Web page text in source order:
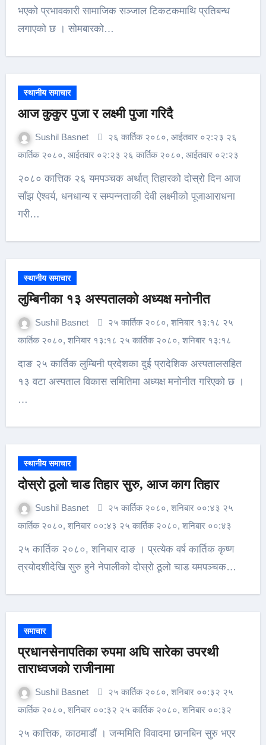
भएको प्रभावकारी सामाजिक सञ्जाल टिकटकमाथि प्रतिबन्ध
लगाएको छ । सोमबारको…
स्थानीय समाचार
आज कुकुर पुजा र लक्ष्मी पुजा गरिदै
Sushil Basnet
२६ कार्तिक २०८०, आईतवार ०२:२३ २६
कार्तिक २०८०, आईतवार ०२:२३ २६ कार्तिक २०८०, आईतवार ०२:२३
२०८० कात्तिक २६ यमपञ्चक अर्थात् तिहारको दोस्रो दिन आज
साँझ ऐश्वर्य, धनधान्य र सम्पन्नताकी देवी लक्ष्मीको पूजाआराधना
गरी…
स्थानीय समाचार
लुम्बिनीका १३ अस्पतालको अध्यक्ष मनोनीत
Sushil Basnet
२५ कार्तिक २०८०, शनिबार १३:१८ २५
कार्तिक २०८०, शनिबार १३:१८ २५ कार्तिक २०८०, शनिबार १३:१८
दाङ २५ कार्तिक लुम्बिनी प्रदेशका दुई प्रादेशिक अस्पतालसहित
१३ वटा अस्पताल विकास समितिमा अध्यक्ष मनोनीत गरिएको छ ।
…
स्थानीय समाचार
दोस्रो ठूलो चाड तिहार सुरु, आज काग तिहार
Sushil Basnet
२५ कार्तिक २०८०, शनिबार ००:४३ २५
कार्तिक २०८०, शनिबार ००:४३ २५ कार्तिक २०८०, शनिबार ००:४३
२५ कार्तिक २०८०, शनिबार दाङ । प्रत्येक वर्ष कार्तिक कृष्ण
त्रयोदशीदेखि सुरु हुने नेपालीको दोस्रो ठूलो चाड यमपञ्चक…
समाचार
प्रधानसेनापतिका रुपमा अघि सारेका उपरथी
ताराध्वजको राजीनामा
Sushil Basnet
२५ कार्तिक २०८०, शनिबार ००:३२ २५
कार्तिक २०८०, शनिबार ००:३२ २५ कार्तिक २०८०, शनिबार ००:३२
२५ कात्तिक, काठमाडौं । जन्ममिति विवादमा छानबिन सुरु भएर